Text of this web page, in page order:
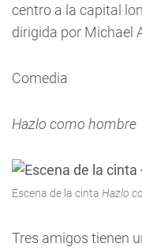
centro a la capital
dirigida por Michael
Comedia
Hazlo como hombre
Escena de la cinta Hazlo
Tres amigos tienen